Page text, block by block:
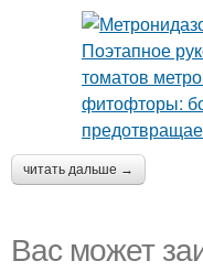
читать дальше →
Вас может